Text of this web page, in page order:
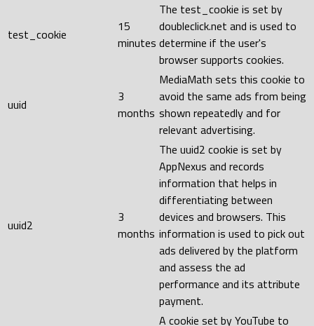
test_cookie
15
minutes
The test_cookie is set by
doubleclick.net and is used to
determine if the user's
browser supports cookies.
uuid
3
months
MediaMath sets this cookie to
avoid the same ads from being
shown repeatedly and for
relevant advertising.
uuid2
3
months
The uuid2 cookie is set by
AppNexus and records
information that helps in
differentiating between
devices and browsers. This
information is used to pick out
ads delivered by the platform
and assess the ad
performance and its attribute
payment.
A cookie set by YouTube to